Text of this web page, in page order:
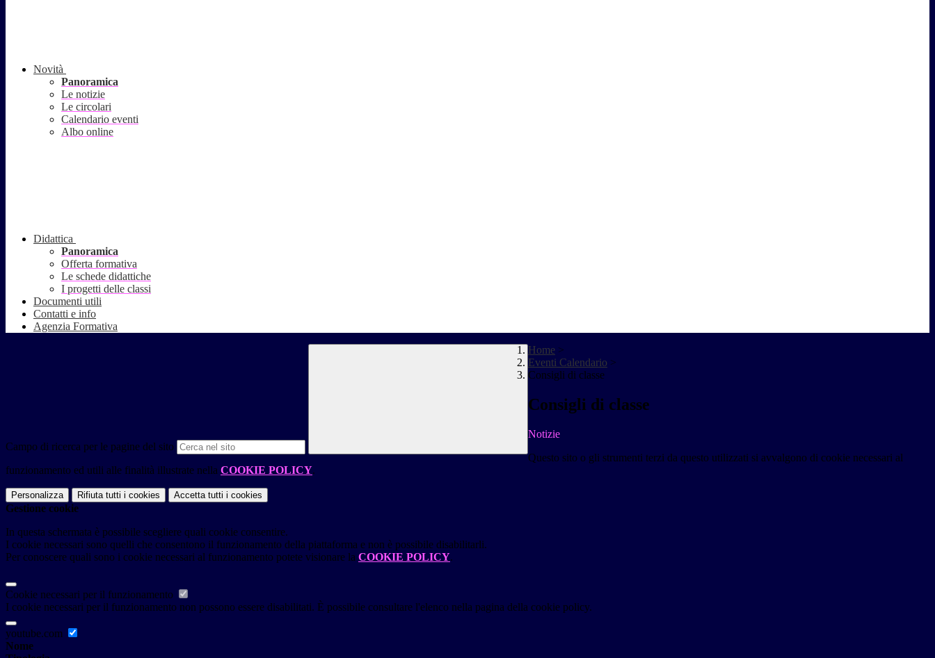
Novità
Panoramica
Le notizie
Le circolari
Calendario eventi
Albo online
Didattica
Panoramica
Offerta formativa
Le schede didattiche
I progetti delle classi
Documenti utili
Contatti e info
Agenzia Formativa
Campo di ricerca per le pagine del sito
Home >
Eventi Calendario >
Consigli di classe
Consigli di classe
Notizie
Questo sito o gli strumenti terzi da questo utilizzati si avvalgono di cookie necessari al
funzionamento ed utili alle finalità illustrate nella COOKIE POLICY.
Personalizza Rifiuta tutti i cookies Accetta tutti i cookies
Gestione cookie
In questa schermata è possibile scegliere quali cookie consentire.
I cookie necessari sono quelli che consentono il funzionamento della piattaforma e non è possibile disabilitarli.
Per conoscere quali sono i cookie necessari al funzionamento potete visionare la COOKIE POLICY.
Cookie necessari per il funzionamento
I cookie necessari per il funzionamento non possono essere disabilitati. È possibile consultare l'elenco nella pagina della cookie policy.
youtube.com
Nome